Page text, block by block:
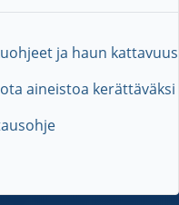
ja haun kattavuus
aineistoa kerättäväksi